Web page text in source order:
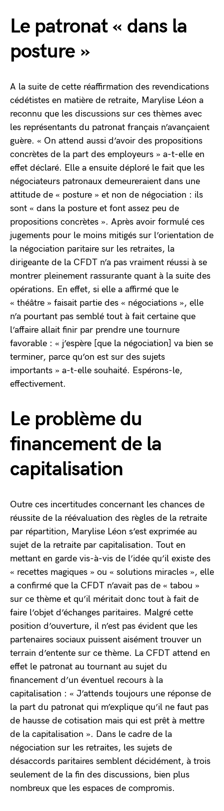
Le patronat « dans la
posture »
A la suite de cette réaffirmation des revendications
cédétistes en matière de retraite, Marylise Léon a
reconnu que les discussions sur ces thèmes avec
les représentants du patronat français n’avançaient
guère. « On attend aussi d’avoir des propositions
concrètes de la part des employeurs » a-t-elle en
effet déclaré. Elle a ensuite déploré le fait que les
négociateurs patronaux demeureraient dans une
attitude de « posture » et non de négociation : ils
sont « dans la posture et font assez peu de
propositions concrètes ». Après avoir formulé ces
jugements pour le moins mitigés sur l’orientation de
la négociation paritaire sur les retraites, la
dirigeante de la CFDT n’a pas vraiment réussi à se
montrer pleinement rassurante quant à la suite des
opérations. En effet, si elle a affirmé que le
« théâtre » faisait partie des « négociations », elle
n’a pourtant pas semblé tout à fait certaine que
l’affaire allait finir par prendre une tournure
favorable : « j’espère [que la négociation] va bien se
terminer, parce qu’on est sur des sujets
importants » a-t-elle souhaité. Espérons-le,
effectivement.
Le problème du
financement de la
capitalisation
Outre ces incertitudes concernant les chances de
réussite de la réévaluation des règles de la retraite
par répartition, Marylise Léon s’est exprimée au
sujet de la retraite par capitalisation. Tout en
mettant en garde vis-à-vis de l’idée qu’il existe des
« recettes magiques » ou « solutions miracles », elle
a confirmé que la CFDT n’avait pas de « tabou »
sur ce thème et qu’il méritait donc tout à fait de
faire l’objet d’échanges paritaires. Malgré cette
position d’ouverture, il n’est pas évident que les
partenaires sociaux puissent aisément trouver un
terrain d’entente sur ce thème. La CFDT attend en
effet le patronat au tournant au sujet du
financement d’un éventuel recours à la
capitalisation : « J’attends toujours une réponse de
la part du patronat qui m’explique qu’il ne faut pas
de hausse de cotisation mais qui est prêt à mettre
de la capitalisation ». Dans le cadre de la
négociation sur les retraites, les sujets de
désaccords paritaires semblent décidément, à trois
seulement de la fin des discussions, bien plus
nombreux que les espaces de compromis.